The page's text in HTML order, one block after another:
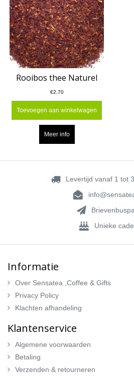
Rooibos thee Naturel
€2,70
Toevoegen aan winkelwagen
Meer info
Levertijd vanaf 1 tot
Unieke
Informatie
Over Sensatea ,Coffee & Gifts
Privacy Policy
Klachten afhandeling
Klantenservice
Algemene voorwaarden
Betaling
Verzenden & retourneren